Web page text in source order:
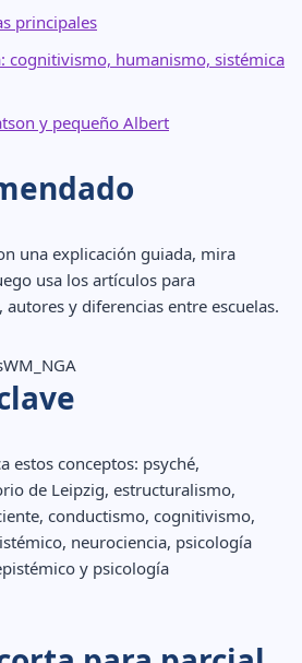
principales
cognitivismo, humanismo, sistémica
y pequeño Albert
una explicación guiada, mira
usa los artículos para
y diferencias entre escuelas.
estos conceptos: psyché,
de Leipzig, estructuralismo,
conductismo, cognitivismo,
neurociencia, psicología
y psicología